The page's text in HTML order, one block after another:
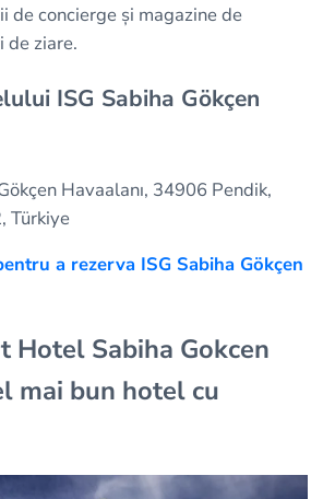
de concierge și magazine de
de ziare.
ISG Sabiha Gökçen
Havaalanı, 34906 Pendik,
Türkiye
a rezerva ISG Sabiha Gökçen
Hotel Sabiha Gokcen
mai bun hotel cu